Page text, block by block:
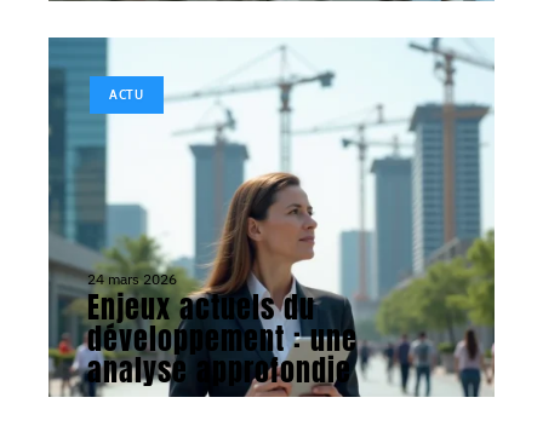
ACTU
24 mars 2026
Enjeux actuels du
développement : une
analyse approfondie